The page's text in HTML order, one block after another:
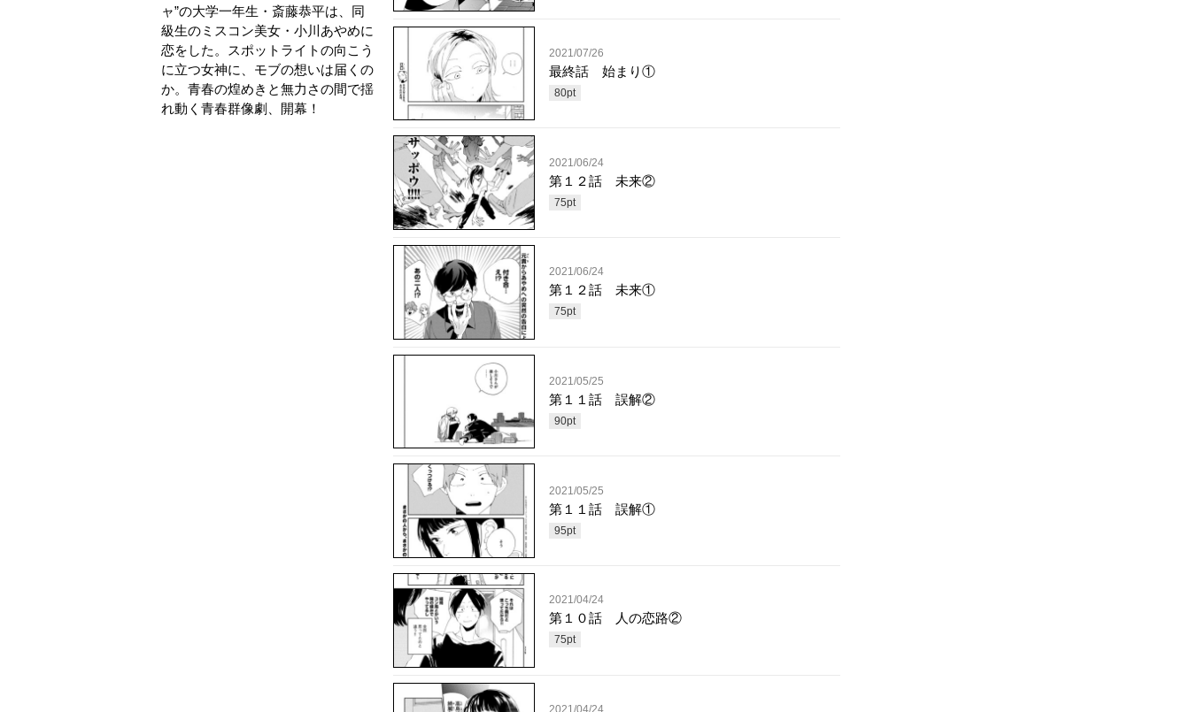
ャ”の大学一年生・斎藤恭平は、同
級生のミスコン美女・小川あやめに
恋をした。スポットライトの向こう
に立つ女神に、モブの想いは届くの
か。青春の煌めきと無力さの間で揺
れ動く青春群像劇、開幕！
2021/07/26
最終話 始まり①
80pt
2021/06/24
第１２話 未来②
75pt
2021/06/24
第１２話 未来①
75pt
2021/05/25
第１１話 誤解②
90pt
2021/05/25
第１１話 誤解①
95pt
2021/04/24
第１０話 人の恋路②
75pt
2021/04/24